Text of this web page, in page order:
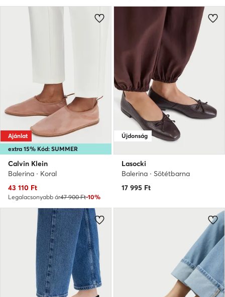
extra 15% Kód: SUMMER
Ajánlat
Calvin Klein
Balerina · Koral
Aktuális ár
43 110 Ft
Legalacsonyabb ár47 900 Ft-10%
Újdonság
Lasocki
Balerina · Sötétbarna
17 995 Ft